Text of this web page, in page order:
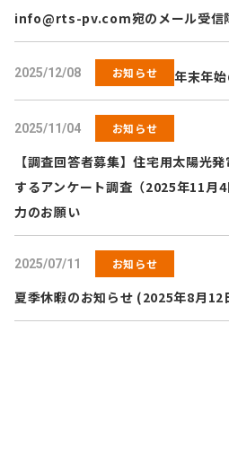
info@rts-pv.com宛のメール受信
2025/12/08 お知らせ 年末年
2025/11/04 お知らせ
【調査回答者募集】住宅用太陽光
するアンケート調査（2025年11月
力のお願い
2025/07/11 お知らせ
夏季休暇のお知らせ (2025年8月12